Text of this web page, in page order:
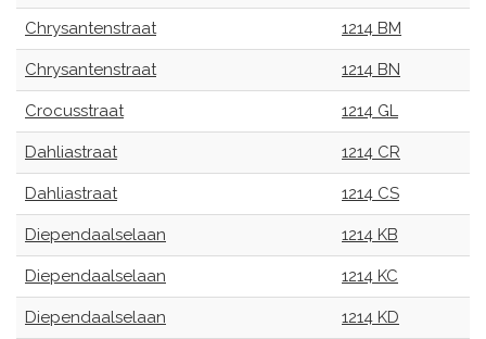
Chrysantenstraat 1214 BM
Chrysantenstraat 1214 BN
Crocusstraat 1214 GL
Dahliastraat 1214 CR
Dahliastraat 1214 CS
Diependaalselaan 1214 KB
Diependaalselaan 1214 KC
Diependaalselaan 1214 KD